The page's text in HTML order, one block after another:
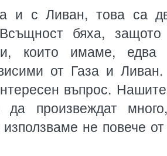
и с Ливан, това са
бяха,
които имаме,
от Газа и
въпрос.
да произвеждат
не повече от